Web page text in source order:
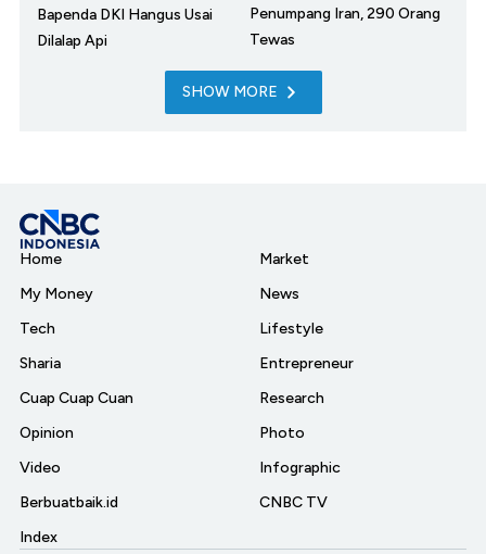
Bapenda DKI Hangus Usai
Dilalap Api
Penumpang Iran, 290 Orang
Tewas
SHOW MORE
Home
My Money
Tech
Sharia
Cuap Cuap Cuan
Opinion
Video
Berbuatbaik.id
Index
Market
News
Lifestyle
Entrepreneur
Research
Photo
Infographic
CNBC TV